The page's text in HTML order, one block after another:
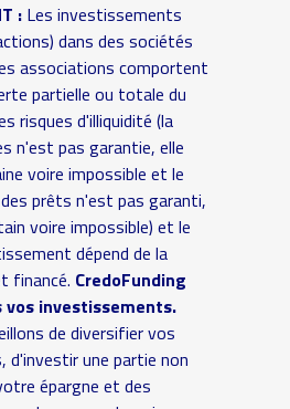
:Les investissements
dans des sociétés
associations comportent
partielle ou totale du
risques d'illiquidité (la
n'est pas garantie, elle
voire impossible et le
prêts n'est pas garanti,
voire impossible) et le
dépend de la
financé. CredoFunding
investissements.
de diversifier vos
d'investir une partie non
épargne et des